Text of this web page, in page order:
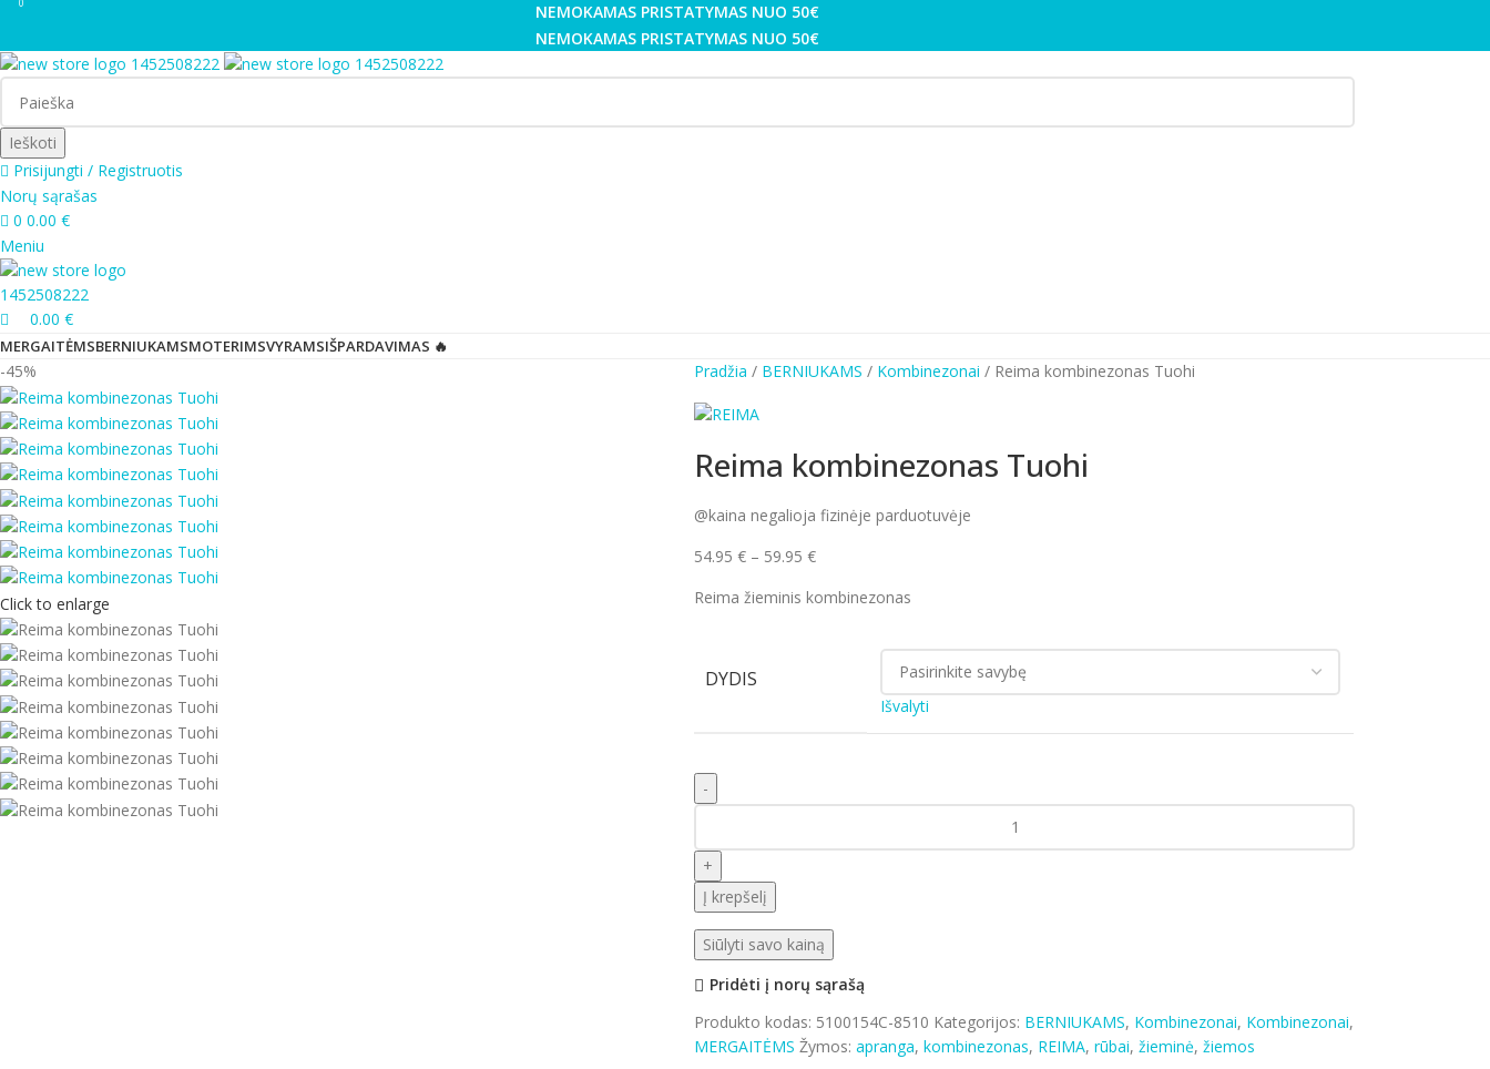
NEMOKAMAS PRISTATYMAS NUO 50€
NEMOKAMAS PRISTATYMAS NUO 50€
Ieškoti
Prisijungti / Registruotis
Norų sąrašas
0 0.00 €
Meniu
0.00 €
MERGAITĖMSBERNIUKAMSMOTERIMSVYRAMSIŠPARDAVIMAS 🔥
-45%
Click to enlarge
Pradžia BERNIUKAMS Kombinezonai Reima kombinezonas Tuohi
Reima kombinezonas Tuohi
@kaina negalioja fizinėje parduotuvėje
54.95 € – 59.95 €
Reima žieminis kombinezonas
DYDIS
Išvalyti
Į krepšelį
Siūlyti savo kainą
Pridėti į norų sąrašą
Produkto kodas: 5100154C-8510 Kategorijos: BERNIUKAMS, Kombinezonai, Kombinezonai,
MERGAITĖMS Žymos: apranga, kombinezonas, REIMA, rūbai, žieminė, žiemos